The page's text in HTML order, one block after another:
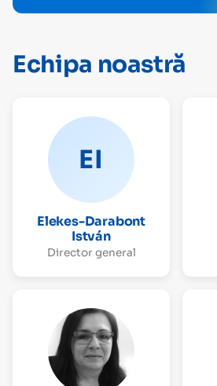
Echipa noastră
EI
Elekes-Darabont
István
Director general